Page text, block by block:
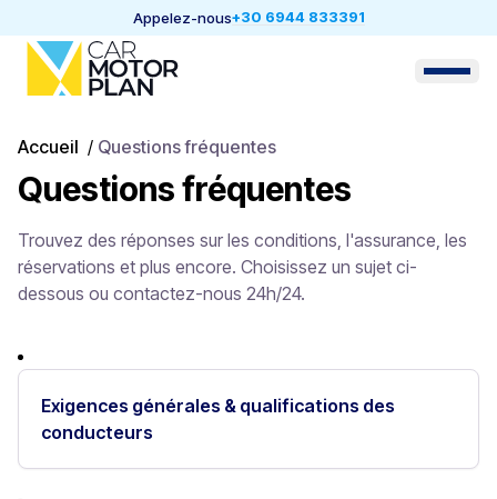
Appelez-nous+30 6944 833391
Accueil / Questions fréquentes
Questions fréquentes
Trouvez des réponses sur les conditions, l'assurance, les
réservations et plus encore. Choisissez un sujet ci-
dessous ou contactez-nous 24h/24.
Exigences générales & qualifications des
conducteurs